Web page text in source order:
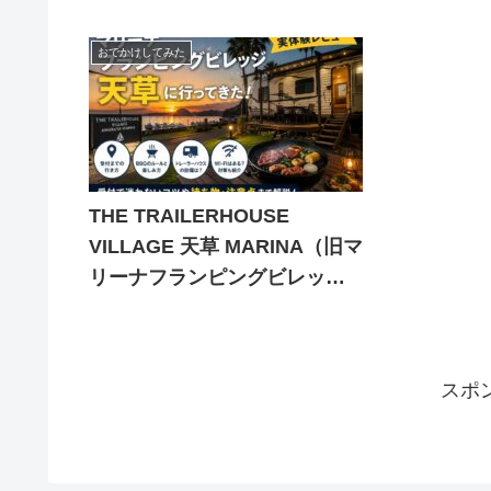
おでかけしてみた
THE TRAILERHOUSE
VILLAGE 天草 MARINA（旧マ
リーナフランピングビレッジ
スポ